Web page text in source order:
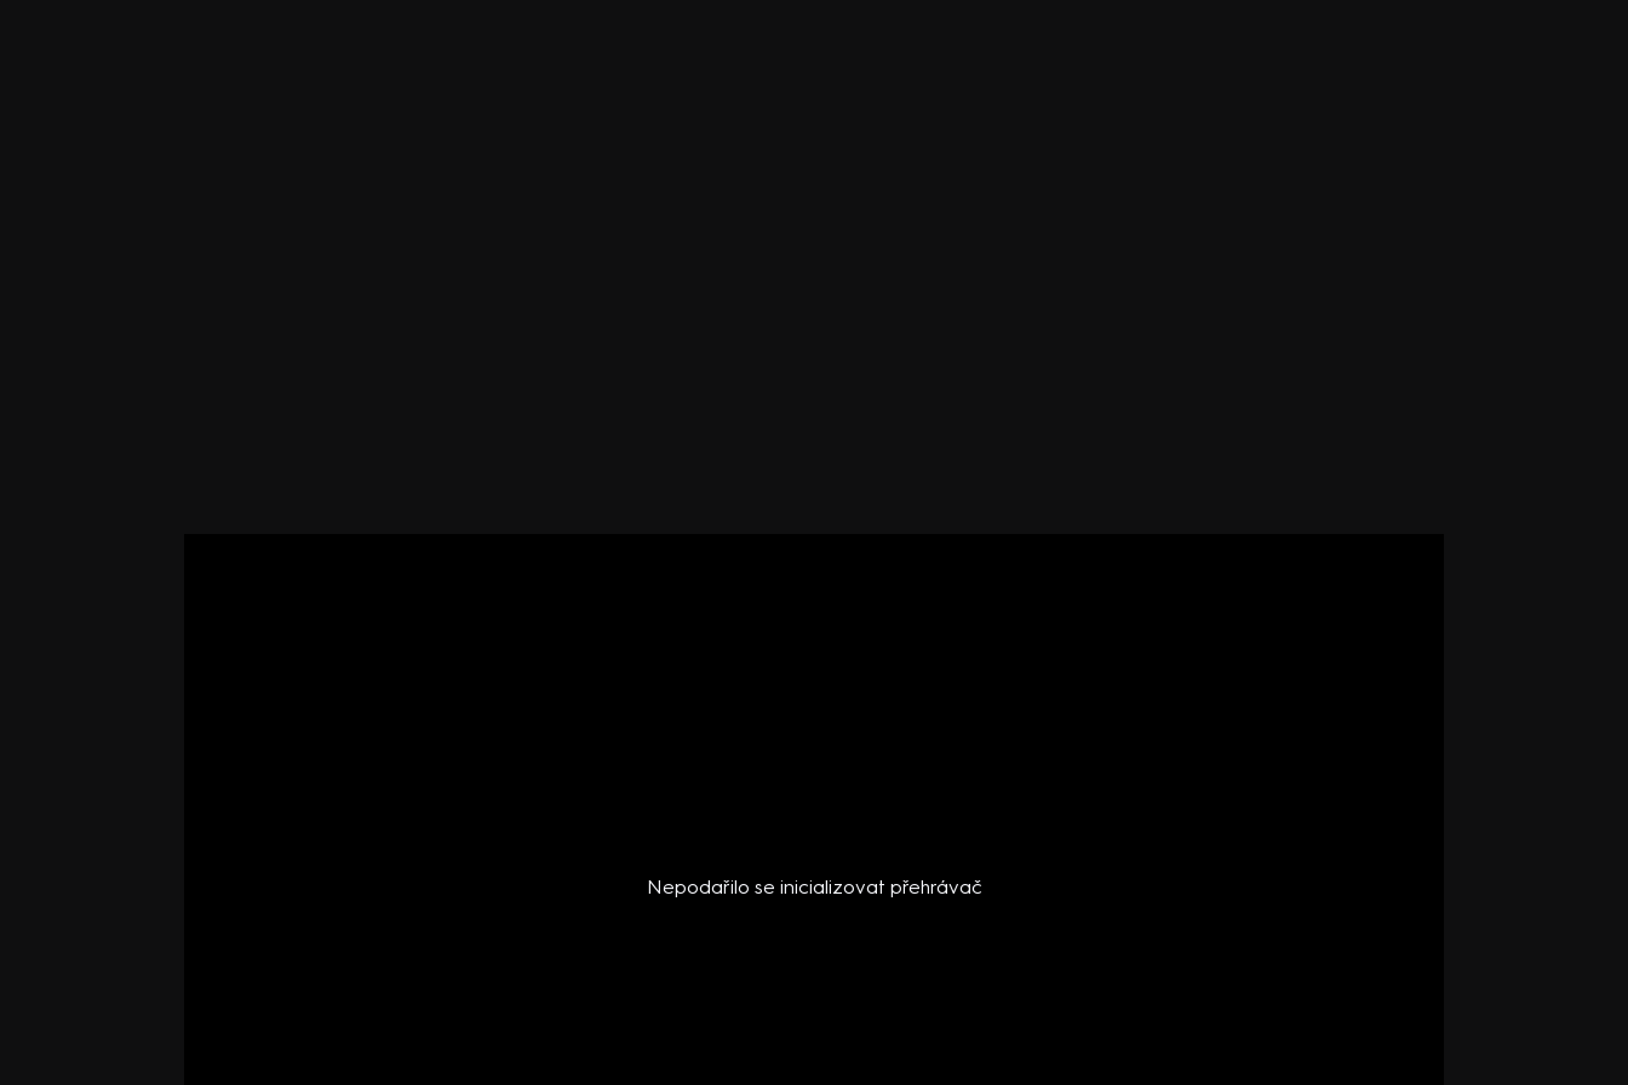
Nepodařilo se inicializovat přehrávač